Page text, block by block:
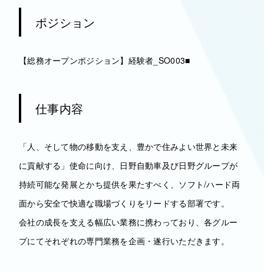
ポジション
【総務オープンポジション】経験者_SO003■
仕事内容
「人、そして物の移動を支え、豊かで住みよい世界と未来
に貢献する」使命に向け、日野自動車及び日野グループが
持続可能な発展とかち提供を果たすべく、ソフト/ハード両
面から安全で快適な職場づくりをリードする部署です。
会社の成長を支える幅広い業務に携わっており、各グルー
プにてそれぞれの専門業務を企画・遂行いただきます。